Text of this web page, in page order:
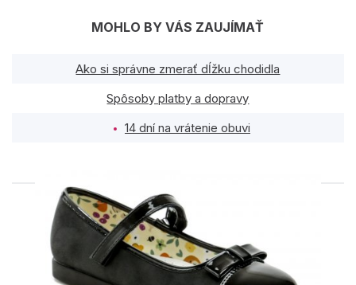
MOHLO BY VÁS ZAUJÍMAŤ
Ako si správne zmerať dĺžku chodidla
Spôsoby platby a dopravy
14 dní na vrátenie obuvi
PODOBNÉ PRODUKTY